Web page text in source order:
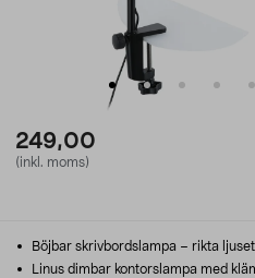
249,00
(inkl. moms)
Böjbar skrivbordslampa – rikta
Linus dimbar kontorslampa med